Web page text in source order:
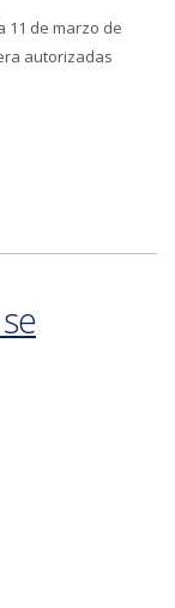
11 de marzo de
autorizadas
y Agua